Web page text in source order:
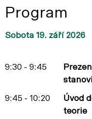
Program
Sobota 19. září 2026
9:30 - 9:45
9:45 - 10:20
Úvod
teorie